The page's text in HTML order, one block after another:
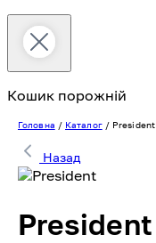
Кошик порожній
Головна / Каталог/ President
Назад
President